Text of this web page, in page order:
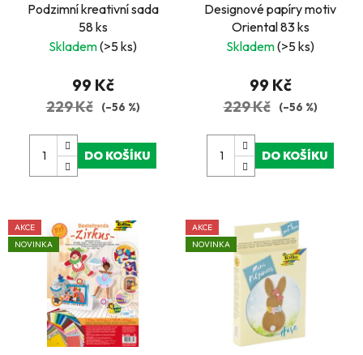
Podzimní kreativní sada
58 ks
Skladem(>5 ks)
99 Kč
229 Kč (–56 %)
DO KOŠÍKU
Designové papíry motiv
Oriental 83 ks
Skladem(>5 ks)
99 Kč
229 Kč (–56 %)
DO KOŠÍKU
AKCE
NOVINKA
AKCE
NOVINKA